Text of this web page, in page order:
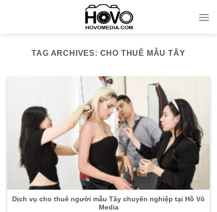
TAG ARCHIVES: CHO THUÊ MẪU TÂY
Dịch vụ cho thuê người mẫu Tây chuyên nghiệp tại Hồ Võ
Media